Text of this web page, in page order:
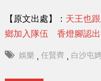
【原文出處】： 天王也
鄉加入隊伍 香燈腳認出
娛樂 , 任賢齊 , 白沙屯